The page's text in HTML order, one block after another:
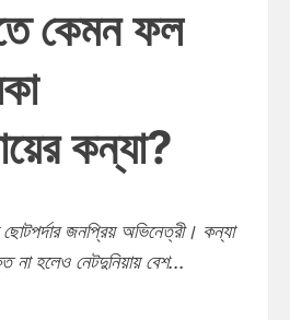
কেমন ফল
কন্যা?
ছোটপর্দার জনপ্রিয় অভিনেত্রী। কন্যা
না হলেও নেটদুনিয়ায় বেশ...